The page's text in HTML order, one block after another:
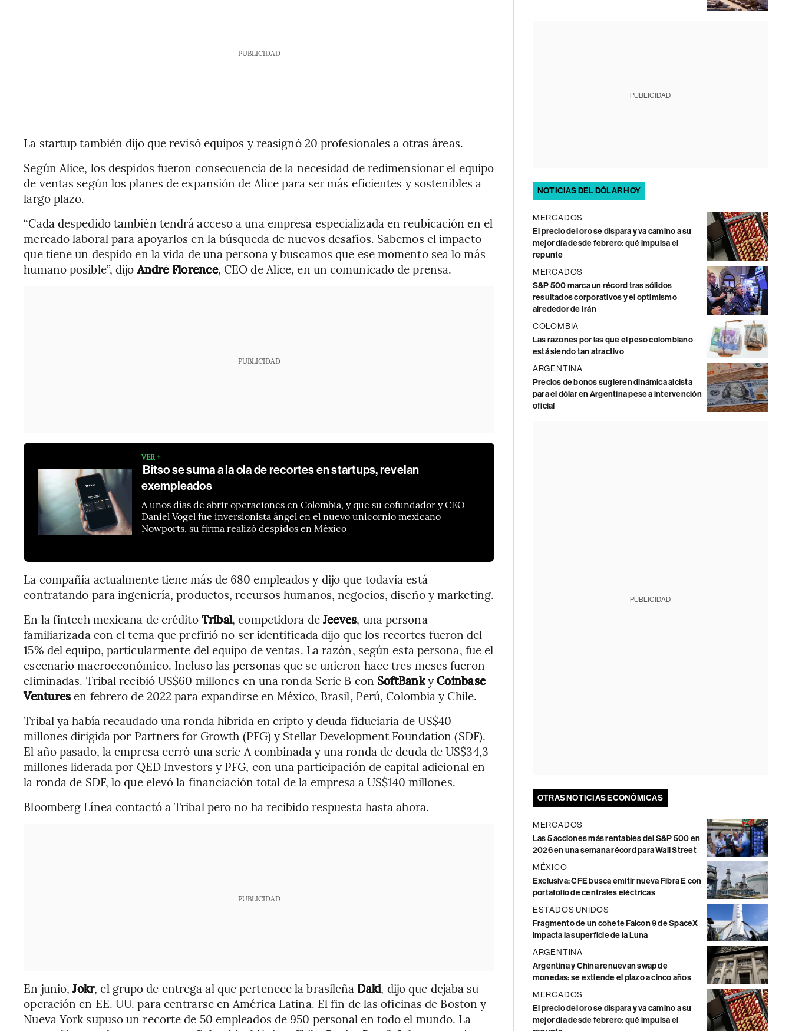
PUBLICIDAD
La startup también dijo que revisó equipos y reasignó 20 profesionales a otras áreas.
Según Alice, los despidos fueron consecuencia de la necesidad de redimensionar el equipo
de ventas según los planes de expansión de Alice para ser más eficientes y sostenibles a
largo plazo.
“Cada despedido también tendrá acceso a una empresa especializada en reubicación en el
mercado laboral para apoyarlos en la búsqueda de nuevos desafíos. Sabemos el impacto
que tiene un despido en la vida de una persona y buscamos que ese momento sea lo más
humano posible”, dijoAndré Florence, CEO de Alice, en un comunicado de prensa.
PUBLICIDAD
VER +
Bitso se suma a la ola de recortes en startups, revelan
exempleados
A unos días de abrir operaciones en Colombia, y que su cofundador y CEO
Daniel Vogel fue inversionista ángel en el nuevo unicornio mexicano
Nowports, su firma realizó despidos en México
La compañía actualmente tiene más de 680 empleados y dijo que todavía está
contratando para ingeniería, productos, recursos humanos, negocios, diseño y marketing.
En la fintech mexicana de créditoTribal, competidora deJeeves, una persona
familiarizada con el tema que prefirió no ser identificada dijo que los recortes fueron del
15% del equipo, particularmente del equipo de ventas. La razón, según esta persona, fue el
escenario macroeconómico. Incluso las personas que se unieron hace tres meses fueron
eliminadas. Tribal recibió US$60 millones en una ronda Serie B con SoftBankyCoinbase
Venturesen febrero de 2022 para expandirse en México, Brasil, Perú, Colombia y Chile.
Tribal ya había recaudado una ronda híbrida en cripto y deuda fiduciaria de US$40
millones dirigida por Partners for Growth (PFG) y Stellar Development Foundation (SDF).
El año pasado, la empresa cerró una serie A combinada y una ronda de deuda de US$34,3
millones liderada por QED Investors y PFG, con una participación de capital adicional en
la ronda de SDF, lo que elevó la financiación total de la empresa a US$140 millones.
Bloomberg Línea contactó a Tribal pero no ha recibido respuesta hasta ahora.
PUBLICIDAD
En junio,Jokr, el grupo de entrega al que pertenece la brasileña Daki, dijo que dejaba su
operación en EE. UU. para centrarse en América Latina. El fin de las oficinas de Boston y
Nueva York supuso un recorte de 50 empleados de 950 personal en todo el mundo. La
PUBLICIDAD
NOTICIAS DEL DÓLAR HOY
MERCADOS
El precio del oro se dispara y va camino a su
mejor día desde febrero: qué impulsa el
repunte
MERCADOS
S&P 500 marca un récord tras sólidos
resultados corporativos y el optimismo
alrededor de Irán
COLOMBIA
Las razones por las que el peso colombiano
está siendo tan atractivo
ARGENTINA
Precios de bonos sugieren dinámica alcista
para el dólar en Argentina pese a intervención
oficial
PUBLICIDAD
OTRAS NOTICIAS ECONÓMICAS
MERCADOS
Las 5 acciones más rentables del S&P 500 en
2026 en una semana récord para Wall Street
MÉXICO
Exclusiva: CFE busca emitir nueva Fibra E con
portafolio de centrales eléctricas
ESTADOS UNIDOS
Fragmento de un cohete Falcon 9 de SpaceX
impacta la superficie de la Luna
ARGENTINA
Argentina y China renuevan swap de
monedas: se extiende el plazo a cinco años
MERCADOS
El precio del oro se dispara y va camino a su
mejor día desde febrero: qué impulsa el